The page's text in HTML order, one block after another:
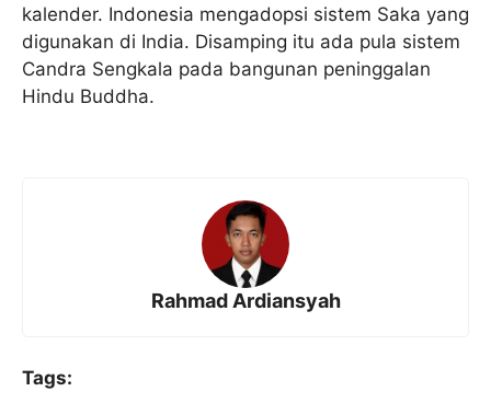
kalender. Indonesia mengadopsi sistem Saka yang
digunakan di India. Disamping itu ada pula sistem
Candra Sengkala pada bangunan peninggalan
Hindu Buddha.
Rahmad Ardiansyah
Tags: